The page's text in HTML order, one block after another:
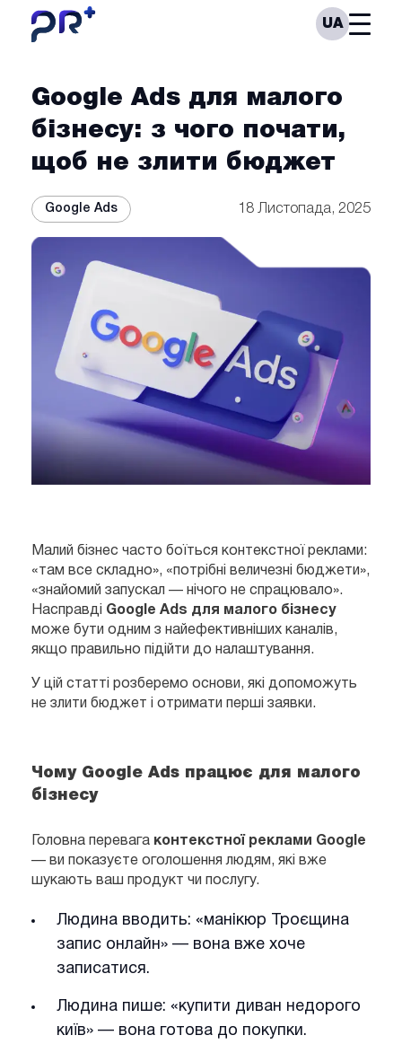
PrPlus
UA Open
Menu
Google Ads для малого
бізнесу: з чого почати,
щоб не злити бюджет
Google Ads 18 Листопада, 2025
Малий бізнес часто боїться контекстної реклами:
«там все складно», «потрібні величезні бюджети»,
«знайомий запускал — нічого не спрацювало».
Насправді Google Ads для малого бізнесу
може бути одним з найефективніших каналів,
якщо правильно підійти до налаштування.
У цій статті розберемо основи, які допоможуть
не злити бюджет і отримати перші заявки.
Чому Google Ads працює для малого
бізнесу
Головна перевага контекстної реклами Google
— ви показуєте оголошення людям, які вже
шукають ваш продукт чи послугу.
Людина вводить: «манікюр Троєщина
запис онлайн» — вона вже хоче
записатися.
Людина пише: «купити диван недорого
київ» — вона готова до покупки.